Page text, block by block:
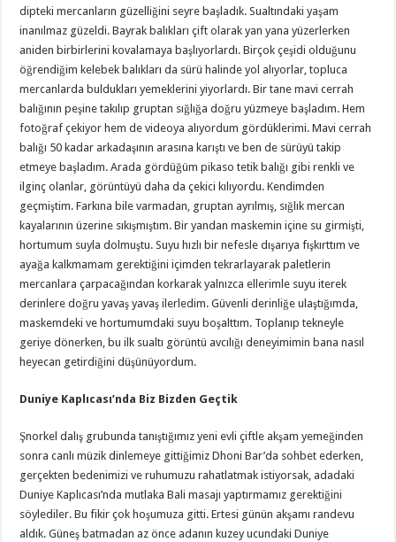
dipteki mercanların güzelliğini seyre başladık. Sualtındaki yaşam
inanılmaz güzeldi. Bayrak balıkları çift olarak yan yana yüzerlerken
aniden birbirlerini kovalamaya başlıyorlardı. Birçok çeşidi olduğunu
öğrendiğim kelebek balıkları da sürü halinde yol alıyorlar, topluca
mercanlarda buldukları yemeklerini yiyorlardı. Bir tane mavi cerrah
balığının peşine takılıp gruptan sığlığa doğru yüzmeye başladım. Hem
fotoğraf çekiyor hem de videoya alıyordum gördüklerimi. Mavi cerrah
balığı 50 kadar arkadaşının arasına karıştı ve ben de sürüyü takip
etmeye başladım. Arada gördüğüm pikaso tetik balığı gibi renkli ve
ilginç olanlar, görüntüyü daha da çekici kılıyordu. Kendimden
geçmiştim. Farkına bile varmadan, gruptan ayrılmış, sığlık mercan
kayalarının üzerine sıkışmıştım. Bir yandan maskemin içine su girmişti,
hortumum suyla dolmuştu. Suyu hızlı bir nefesle dışarıya fışkırttım ve
ayağa kalkmamam gerektiğini içimden tekrarlayarak paletlerin
mercanlara çarpacağından korkarak yalnızca ellerimle suyu iterek
derinlere doğru yavaş yavaş ilerledim. Güvenli derinliğe ulaştığımda,
maskemdeki ve hortumumdaki suyu boşalttım. Toplanıp tekneyle
geriye dönerken, bu ilk sualtı görüntü avcılığı deneyimimin bana nasıl
heyecan getirdiğini düşünüyordum.
Duniye Kaplıcası’nda Biz Bizden Geçtik
Şnorkel dalış grubunda tanıştığımız yeni evli çiftle akşam yemeğinden
sonra canlı müzik dinlemeye gittiğimiz Dhoni Bar’da sohbet ederken,
gerçekten bedenimizi ve ruhumuzu rahatlatmak istiyorsak, adadaki
Duniye Kaplıcası’nda mutlaka Bali masajı yaptırmamız gerektiğini
söylediler. Bu fikir çok hoşumuza gitti. Ertesi günün akşamı randevu
aldık. Güneş batmadan az önce adanın kuzey ucundaki Duniye